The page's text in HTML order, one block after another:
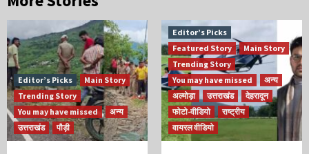
Editor’s Picks
Main Story
Trending Story
You may have missed
अन्य
उत्तराखंड
पौड़ी
Editor’s Picks
Featured Story
Main Story
Trending Story
You may have missed
अन्य
अल्मोड़ा
उत्तराखंड
देहरादून
फोटो-वीडियो
राष्ट्रीय
वायरल वीडियो